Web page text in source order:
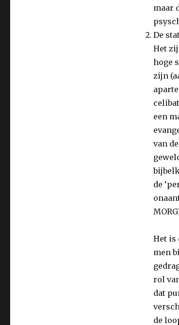
maar
De
Het
hoge
zijn
een
van
de
Het is
men
rol
dat
de